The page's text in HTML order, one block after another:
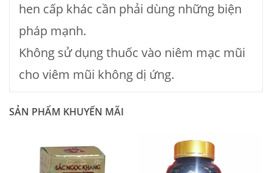
hen cấp khác cần phải dùng những biện
pháp mạnh.
Không sử dụng thuốc vào niêm mạc mũi
cho viêm mũi không dị ứng.
SẢN PHẨM KHUYẾN MÃI